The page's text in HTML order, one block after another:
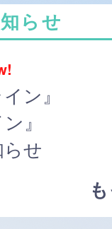
らせ
ン』
』
せ